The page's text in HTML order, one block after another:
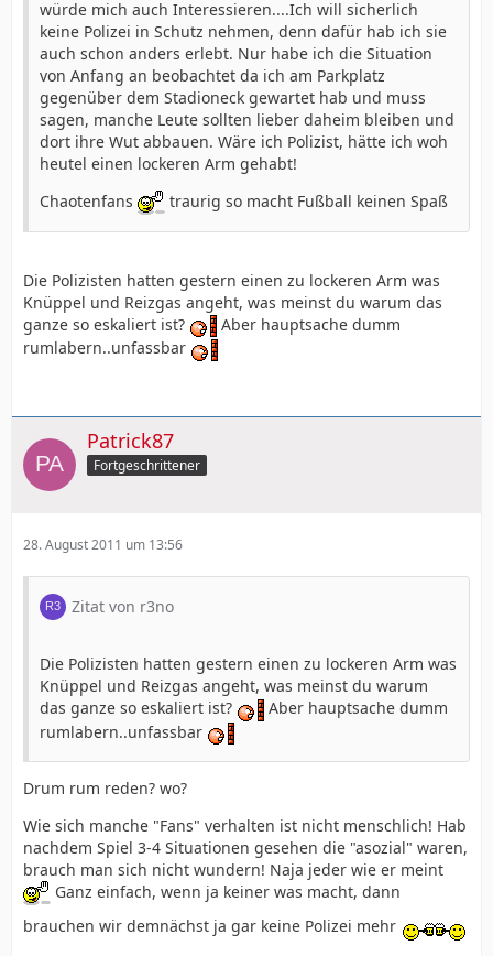
würde mich auch Interessieren....Ich will sicherlich
keine Polizei in Schutz nehmen, denn dafür hab ich sie
auch schon anders erlebt. Nur habe ich die Situation
von Anfang an beobachtet da ich am Parkplatz
gegenüber dem Stadioneck gewartet hab und muss
sagen, manche Leute sollten lieber daheim bleiben und
dort ihre Wut abbauen. Wäre ich Polizist, hätte ich woh
heutel einen lockeren Arm gehabt!
Chaotenfans
traurig so macht Fußball keinen Spaß
Die Polizisten hatten gestern einen zu lockeren Arm was
Knüppel und Reizgas angeht, was meinst du warum das
ganze so eskaliert ist?
Aber hauptsache dumm
rumlabern..unfassbar
Patrick87
Fortgeschrittener
28. August 2011 um 13:56
Zitat von r3no
Die Polizisten hatten gestern einen zu lockeren Arm was
Knüppel und Reizgas angeht, was meinst du warum
das ganze so eskaliert ist?
Aber hauptsache dumm
rumlabern..unfassbar
Drum rum reden? wo?
Wie sich manche "Fans" verhalten ist nicht menschlich! Hab
nachdem Spiel 3-4 Situationen gesehen die "asozial" waren,
brauch man sich nicht wundern! Naja jeder wie er meint
Ganz einfach, wenn ja keiner was macht, dann
brauchen wir demnächst ja gar keine Polizei mehr